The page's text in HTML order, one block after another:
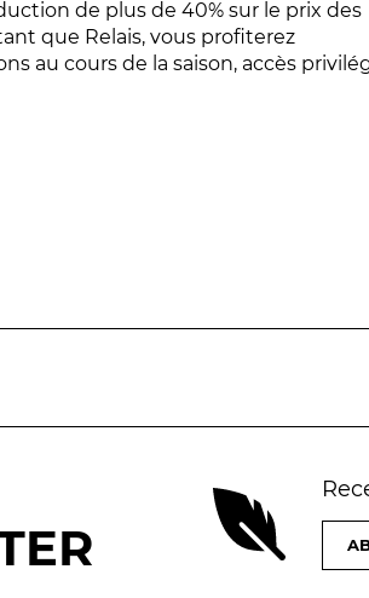
de plus de 40% sur le prix des
que Relais, vous profiterez
au cours de la saison, accès